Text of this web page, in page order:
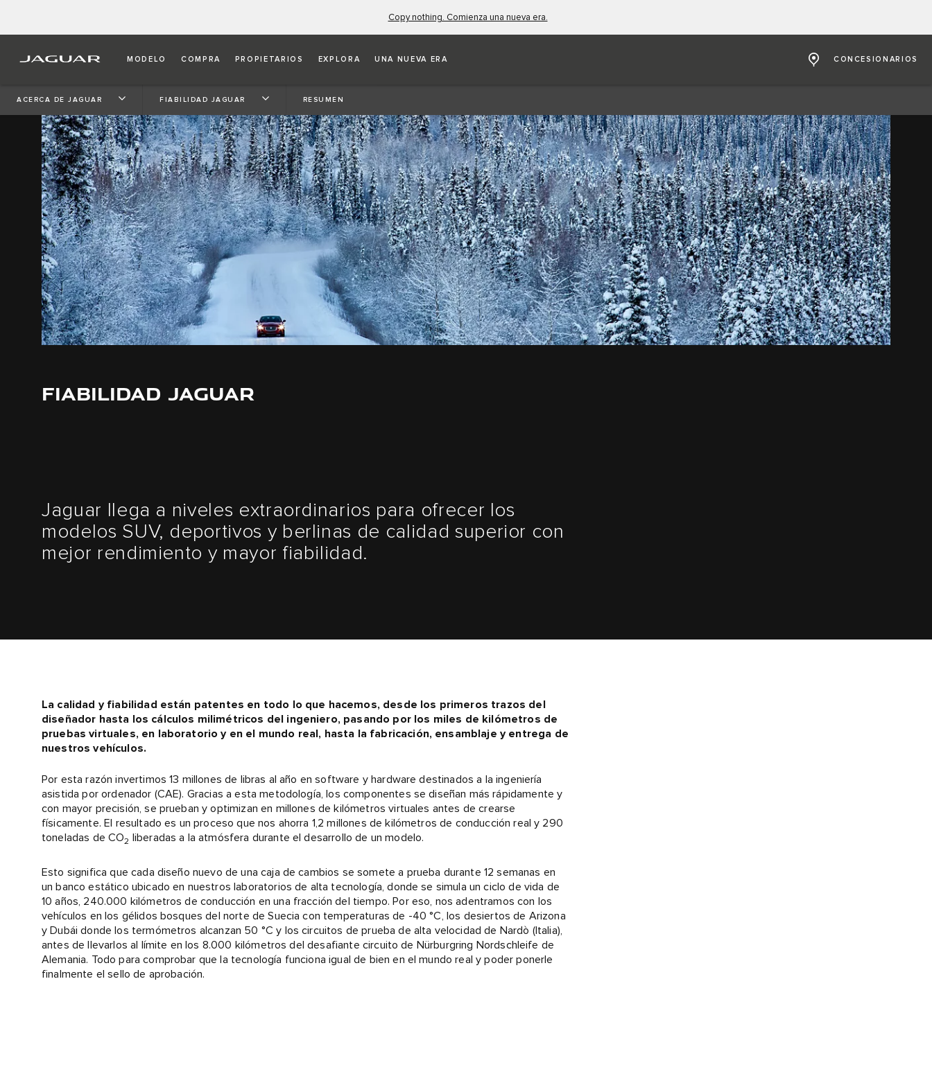
Copy nothing. Comienza una nueva era.
MODELO COMPRA PROPIETARIOS EXPLORA UNA NUEVA ERA CONCESIONARIOS
ACERCA DE JAGUAR FIABILIDAD JAGUAR RESUMEN
FIABILIDAD JAGUAR
Jaguar llega a niveles extraordinarios para ofrecer los
modelos SUV, deportivos y berlinas de calidad superior con
mejor rendimiento y mayor fiabilidad.
La calidad y fiabilidad están patentes en todo lo que hacemos, desde los primeros trazos del
diseñador hasta los cálculos milimétricos del ingeniero, pasando por los miles de kilómetros de
pruebas virtuales, en laboratorio y en el mundo real, hasta la fabricación, ensamblaje y entrega de
nuestros vehículos.
Por esta razón invertimos 13 millones de libras al año en software y hardware destinados a la ingeniería
asistida por ordenador (CAE). Gracias a esta metodología, los componentes se diseñan más rápidamente y
con mayor precisión, se prueban y optimizan en millones de kilómetros virtuales antes de crearse
físicamente. El resultado es un proceso que nos ahorra 1,2 millones de kilómetros de conducción real y 290
toneladas de CO2 liberadas a la atmósfera durante el desarrollo de un modelo.
Esto significa que cada diseño nuevo de una caja de cambios se somete a prueba durante 12 semanas en
un banco estático ubicado en nuestros laboratorios de alta tecnología, donde se simula un ciclo de vida de
10 años, 240.000 kilómetros de conducción en una fracción del tiempo. Por eso, nos adentramos con los
vehículos en los gélidos bosques del norte de Suecia con temperaturas de -40 °C, los desiertos de Arizona
y Dubái donde los termómetros alcanzan 50 °C y los circuitos de prueba de alta velocidad de Nardò (Italia),
antes de llevarlos al límite en los 8.000 kilómetros del desafiante circuito de Nürburgring Nordschleife de
Alemania. Todo para comprobar que la tecnología funciona igual de bien en el mundo real y poder ponerle
finalmente el sello de aprobación.